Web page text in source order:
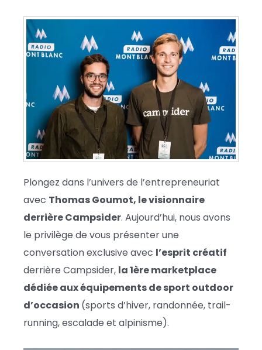
Plongez dans l’univers de l’entrepreneuriat
avec Thomas Goumot, le visionnaire
derrière Campsider. Aujourd’hui, nous avons
le privilège de vous présenter une
conversation exclusive avec l’esprit créatif
derrière Campsider, la 1ère marketplace
dédiée aux équipements de sport outdoor
d’occasion (sports d’hiver, randonnée, trail-
running, escalade et alpinisme).